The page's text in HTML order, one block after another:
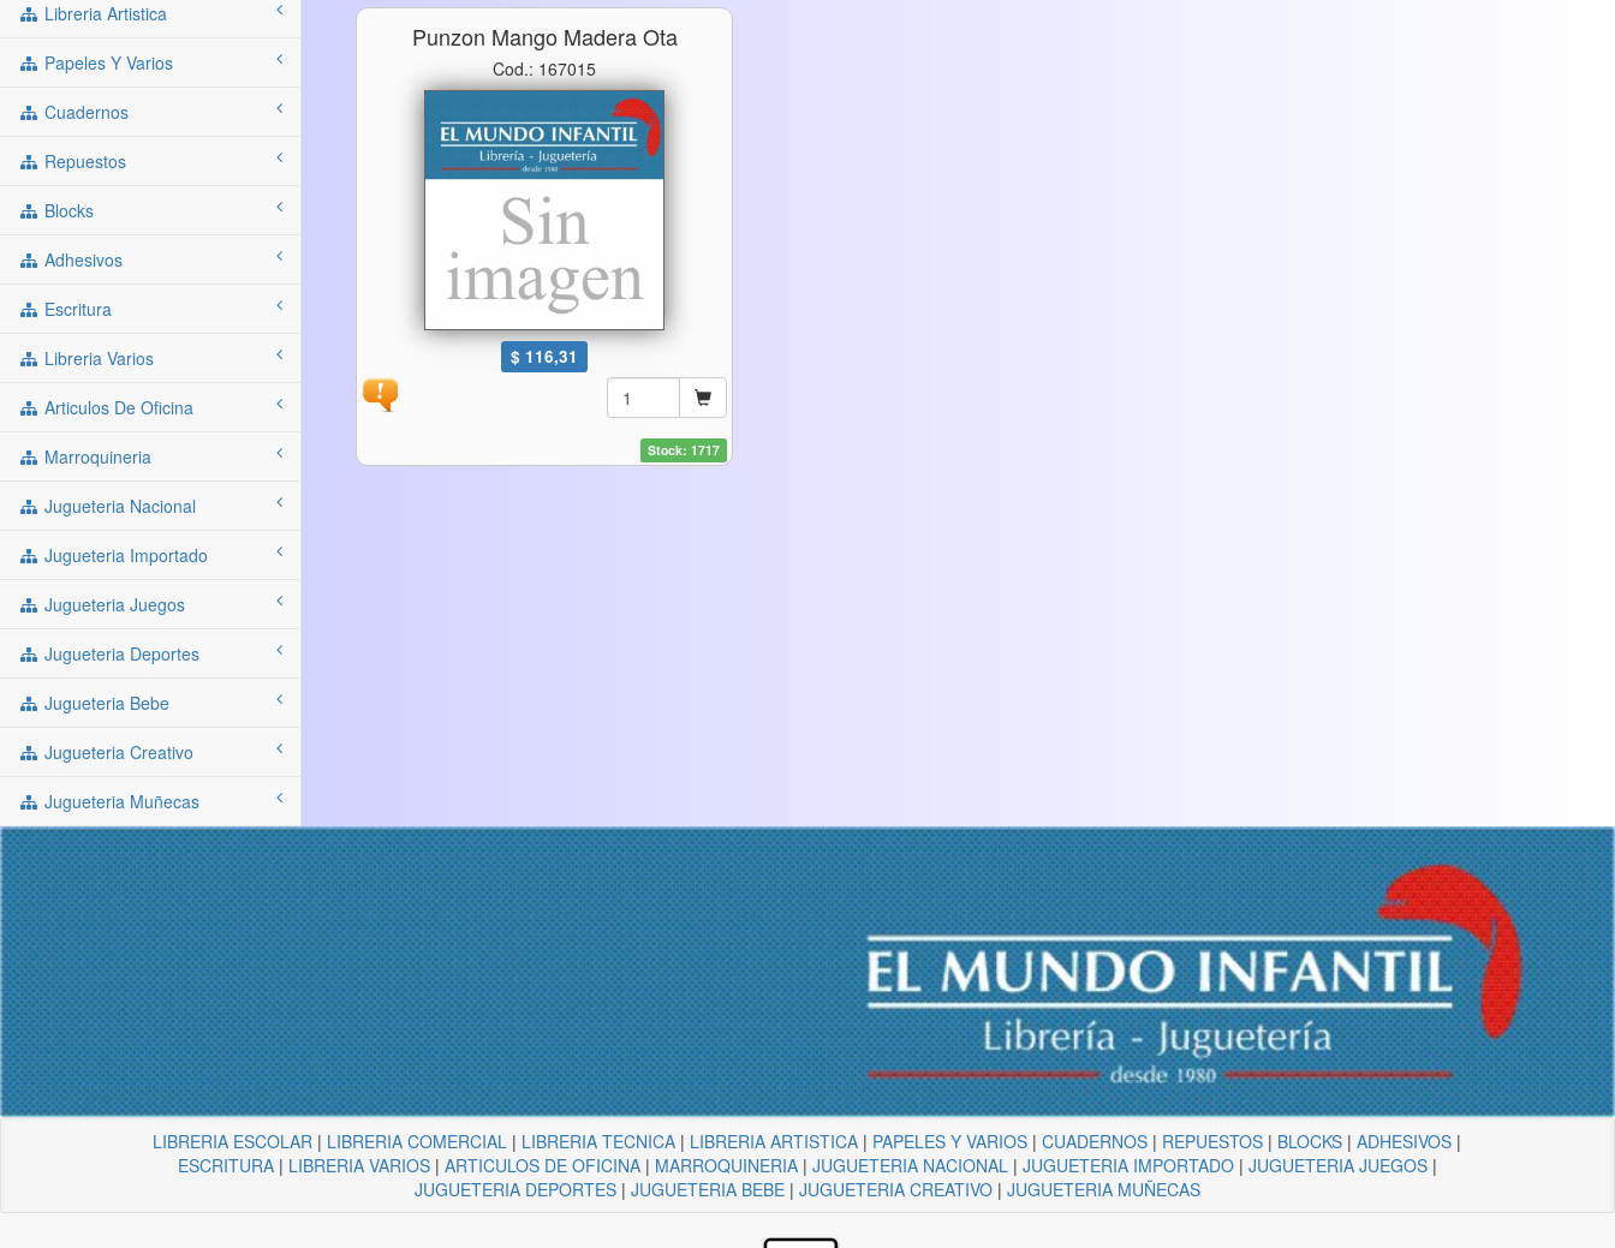
Libreria Artistica
Papeles Y Varios
Cuadernos
Repuestos
Blocks
Adhesivos
Escritura
Libreria Varios
Articulos De Oficina
Marroquineria
Jugueteria Nacional
Jugueteria Importado
Jugueteria Juegos
Jugueteria Deportes
Jugueteria Bebe
Jugueteria Creativo
Jugueteria Muñecas
Punzon Mango Madera Ota
Cod.: 167015
$ 116,31
Stock: 1717
LIBRERIA ESCOLAR | LIBRERIA COMERCIAL | LIBRERIA TECNICA | LIBRERIA ARTISTICA | PAPELES Y VARIOS |CUADERNOS | REPUESTOS | BLOCKS |ADHESIVOS |
ESCRITURA| LIBRERIA VARIOS| ARTICULOS DE OFICINA| MARROQUINERIA| JUGUETERIA NACIONAL | JUGUETERIA IMPORTADO| JUGUETERIA JUEGOS|
JUGUETERIA DEPORTES| JUGUETERIA BEBE| JUGUETERIA CREATIVO| JUGUETERIA MUÑECAS